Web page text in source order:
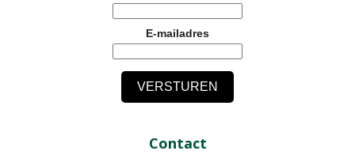
E-mailadres
Contact